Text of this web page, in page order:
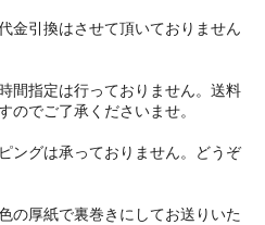
金引換はさせて頂いておりません
間指定は行っておりません。送料
のでご了承くださいませ。
ングは承っておりません。どうぞ
の厚紙で裏巻きにしてお送りいた